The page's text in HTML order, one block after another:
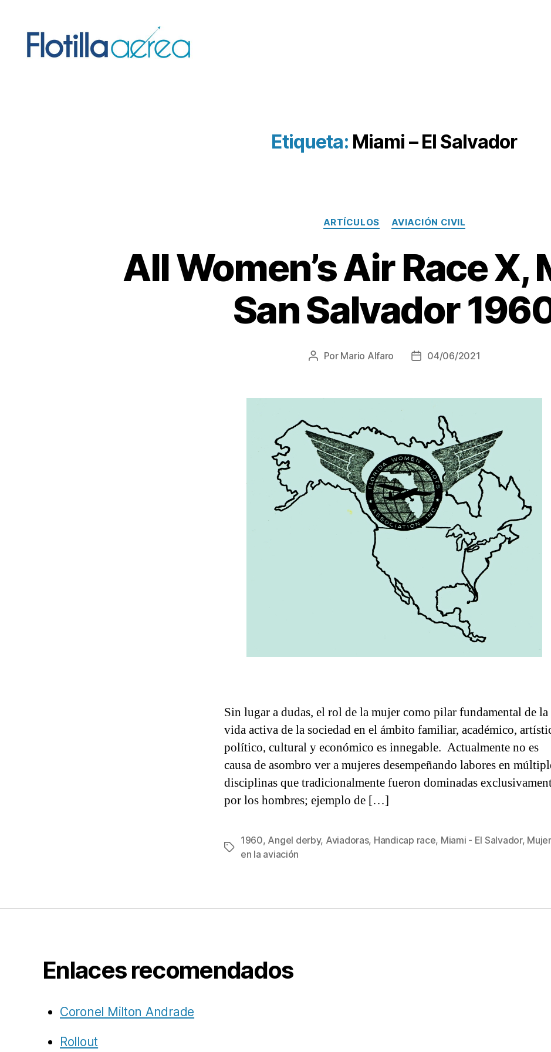
Etiqueta: Miami – El Salvador
Categorías
ARTÍCULOS AVIACIÓN CIVIL
All Women’s Air Race X,
San Salvador
Autor
entrada
Por Mario Alfaro
Fecha
entrada
04/06/2021
Sin lugar a dudas, el rol de la mujer como pilar fundamental de la
vida activa de la sociedad en el ámbito familiar, académico,
político, cultural y económico es innegable. Actualmente no es
causa de asombro ver a mujeres desempeñando labores en
disciplinas que tradicionalmente fueron dominadas
por los hombres; ejemplo de […]
Etiquetas
1960, Angel derby, Aviadoras, Handicap race, Miami - El Salvador, Mujer
en la aviación
Enlaces recomendados
Coronel Milton Andrade
Rollout